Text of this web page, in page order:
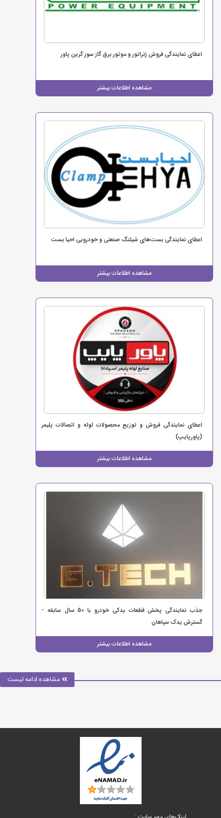
اعطای نمایندگی فروش ژنراتور و موتور برق گاز سوز گرین پاور
مشاهده اطلاعات بیشتر
اعطای نمایندگی بست‌های شیلنگ صنعتی و خودرویی احیا بست
مشاهده اطلاعات بیشتر
اعطای نمایندگی فروش و توزیع محصولات لوله و اتصالات پلیمر
(پاورپایپ)
مشاهده اطلاعات بیشتر
جذب نمایندگی پخش قطعات یدکی خودرو با 50 سال سابقه -
گسترش یدک سپاهان
مشاهده اطلاعات بیشتر
مشاهده ادامه لیست